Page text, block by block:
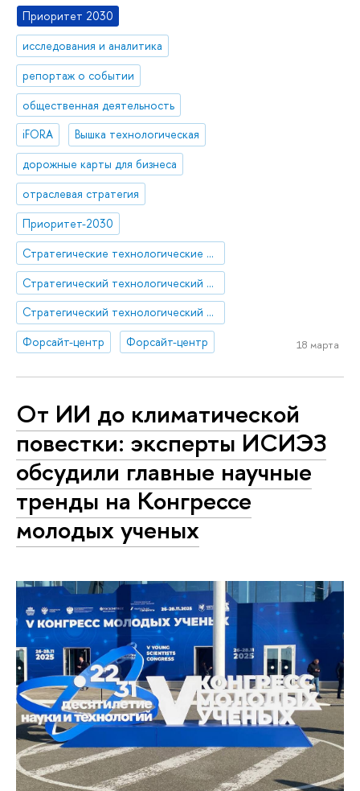
Приоритет 2030
исследования и аналитика
репортаж о событии
общественная деятельность
iFORA
Вышка технологическая
дорожные карты для бизнеса
отраслевая стратегия
Приоритет-2030
Стратегические технологические проекты
Стратегический технологический проект «Мультиагентная платформа ИИ-решений для отраслевых задач»
Стратегический технологический проект «Национальный центр социально-экономического и научно-технологического прогнозирования»
Форсайт-центр
Форсайт-центр 18 марта
От ИИ до климатической
повестки: эксперты ИСИЭЗ
обсудили главные научные
тренды на Конгрессе
молодых ученых